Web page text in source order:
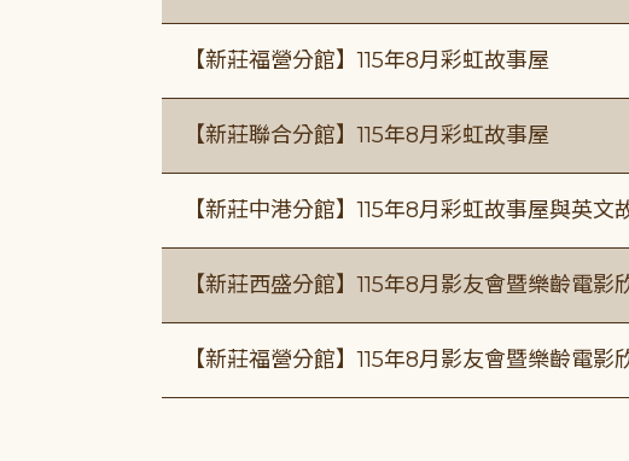
【新莊福營分館】115年8月彩虹故事屋
【新莊聯合分館】115年8月彩虹故事屋
【新莊中港分館】115年8月彩虹故事屋與英文
【新莊西盛分館】115年8月影友會暨樂齡電影
【新莊福營分館】115年8月影友會暨樂齡電影